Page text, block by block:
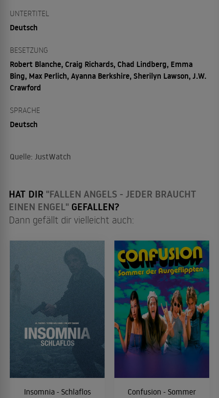
UNTERTITEL
Deutsch
BESETZUNG
Robert Blanche, Craig Richards, Chad Lindberg, Emma
Bing, Max Perlich, Ayanna Berkshire, Sherilyn Lawson, J.W.
Crawford
SPRACHE
Deutsch
Quelle: JustWatch
HAT DIR "FALLEN ANGELS - JEDER BRAUCHT
EINEN ENGEL" GEFALLEN?
Dann gefällt dir vielleicht auch:
Insomnia - Schlaflos
Confusion - Sommer